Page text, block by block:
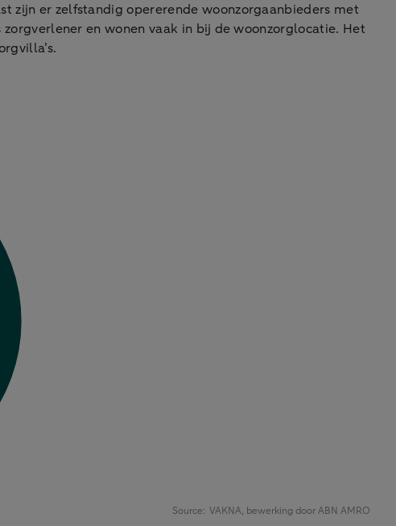
zijn er zelfstandig opererende woonzorgaanbieders met
en wonen vaak in bij de woonzorglocatie. Het